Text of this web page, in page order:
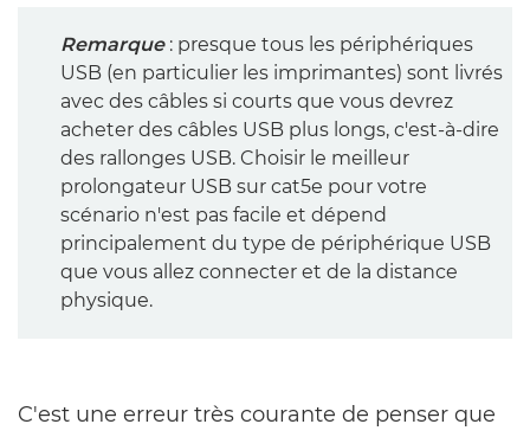
Remarque: presque tous les périphériques
USB (en particulier les imprimantes) sont livrés
avec des câbles si courts que vous devrez
acheter des câbles USB plus longs, c'est-à-dire
des rallonges USB. Choisir le meilleur
prolongateur USB sur cat5e pour votre
scénario n'est pas facile et dépend
principalement du type de périphérique USB
que vous allez connecter et de la distance
physique.
C'est une erreur très courante de penser que